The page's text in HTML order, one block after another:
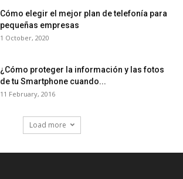
Cómo elegir el mejor plan de telefonía para
pequeñas empresas
1 October, 2020
¿Cómo proteger la información y las fotos
de tu Smartphone cuando...
11 February, 2016
Load more